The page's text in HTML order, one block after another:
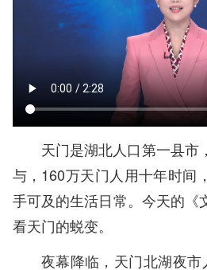
天门是湖北人口第一县市
与，160万天门人用十年时间
手可及的生活日常。今天的《
看天门的蜕变。
夜幕降临，天门北湖夜